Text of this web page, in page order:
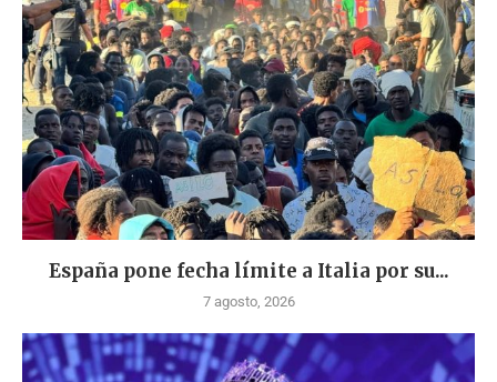
España pone fecha límite a Italia por su...
7 agosto, 2026